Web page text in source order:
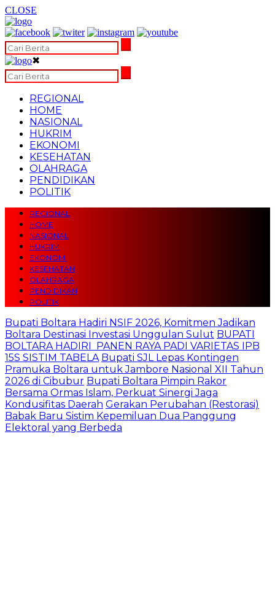
CLOSE
✖
REGIONAL
HOME
NASIONAL
HUKRIM
EKONOMI
KESEHATAN
OLAHRAGA
PENDIDIKAN
POLITIK
REGIONAL
HOME
NASIONAL
HUKRIM
EKONOMI
KESEHATAN
OLAHRAGA
PENDIDIKAN
POLITIK
Bupati Boltara Hadiri NSIF 2026, Komitmen Jadikan
Boltara Destinasi Investasi Unggulan Sulut BUPATI
BOLTARA HADIRI PANEN RAYA PADI VARIETAS IPB
15S SISTIM TABELA Bupati SJL Lepas Kontingen
Pramuka Boltara untuk Jambore Nasional XII Tahun
2026 di Cibubur Bupati Boltara Pimpin Rakor
Bersama Ormas Islam, Perkuat Sinergi Jaga
Kondusifitas Daerah Gerakan Perubahan (Restorasi)
Babak Baru Sistim Kepemiluan Dua Panggung
Elektoral yang Berbeda